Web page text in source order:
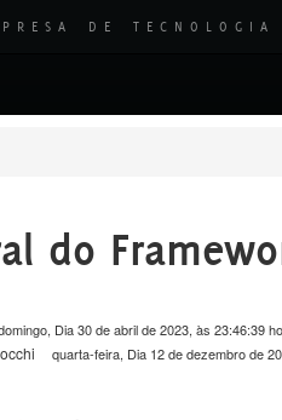
DE TECNOLOGIA
do
Dia 30 de abril de 2023, às 23:46:39
quarta-feira, Dia 12 de dezembro de